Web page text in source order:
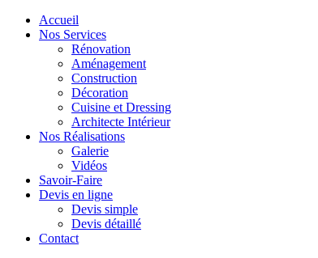
Accueil
Nos Services
Rénovation
Aménagement
Construction
Décoration
Cuisine et Dressing
Architecte Intérieur
Nos Réalisations
Galerie
Vidéos
Savoir-Faire
Devis en ligne
Devis simple
Devis détaillé
Contact